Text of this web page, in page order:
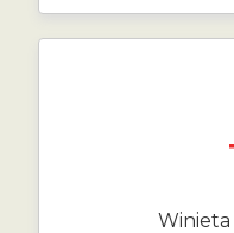
Winieta